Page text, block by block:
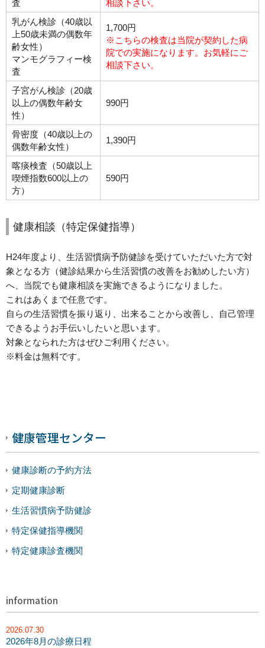
査
相談下さい。
乳がん検診（40歳以
上50歳未満の偶数年
齢女性）
マンモグラフィー検
査
1,700円
※こちらの検査は当院が契約した病
院での実施になります。お気軽にご
相談下さい。
子宮がん検診（20歳
以上の偶数年齢女
性）
990円
骨密度（40歳以上の
偶数年齢女性）
1,390円
喀痰検査（50歳以上
喫煙指数600以上の
方）
590円
健康相談（特定保健指導）
H24年度より、生活習慣病予防健診を受けていただいた方で対
象となる方（健診結果から生活習慣の改善をお勧めしたい方）
へ、当院でも健康相談を実施できるようになりました。
これはあくまで任意です。
自らの生活習慣を振り返り、出来ることから改善し、自己管理
できるようお手伝いしたいと思います。
対象となられた方はぜひご利用ください。
※料金は無料です。
健康管理センター
健康診断の予約方法
定期健康診断
生活習慣病予防健診
特定保健指導機関
特定健康診査機関
information
2026.07.30
2026年8月の診療日程